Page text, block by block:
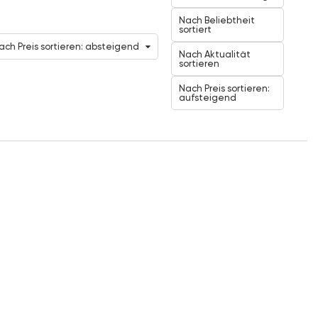
Preis sortieren: absteigend
Nach Beliebtheit
sortiert
Nach Aktualität
sortieren
Nach Preis sortieren:
aufsteigend